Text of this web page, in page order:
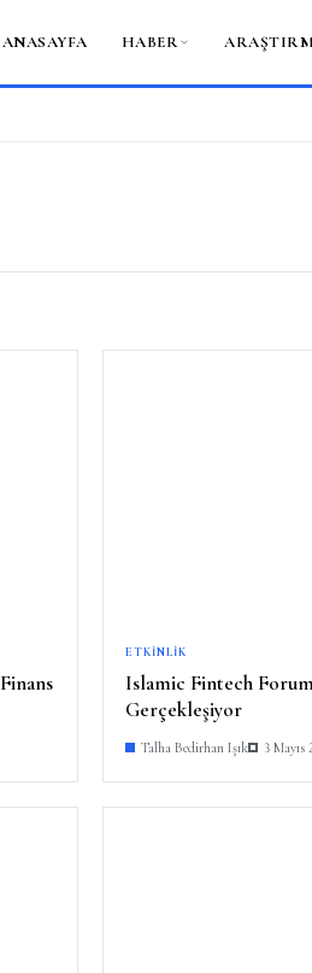
ANASAYFA HABER
ETKINLIK
Islamic Fintech Forum
Gerçekleşiyor
Talha Bedirhan Işık 3 Mayıs